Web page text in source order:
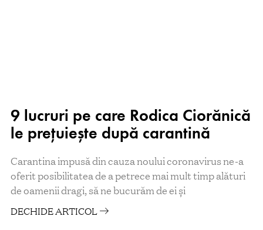
9 lucruri pe care Rodica Ciorănică
le prețuiește după carantină
Carantina impusă din cauza noului coronavirus ne-a
oferit posibilitatea de a petrece mai mult timp alături
de oamenii dragi, să ne bucurăm de ei și
DECHIDE ARTICOL